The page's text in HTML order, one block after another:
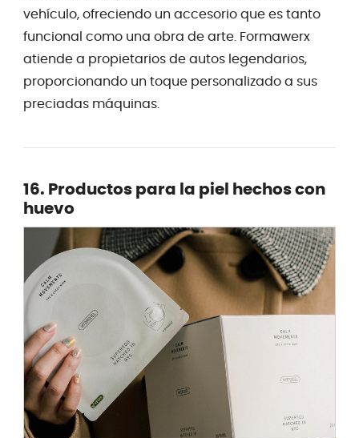
vehículo, ofreciendo un accesorio que es tanto
funcional como una obra de arte. Formawerx
atiende a propietarios de autos legendarios,
proporcionando un toque personalizado a sus
preciadas máquinas.
16. Productos para la piel hechos con
huevo